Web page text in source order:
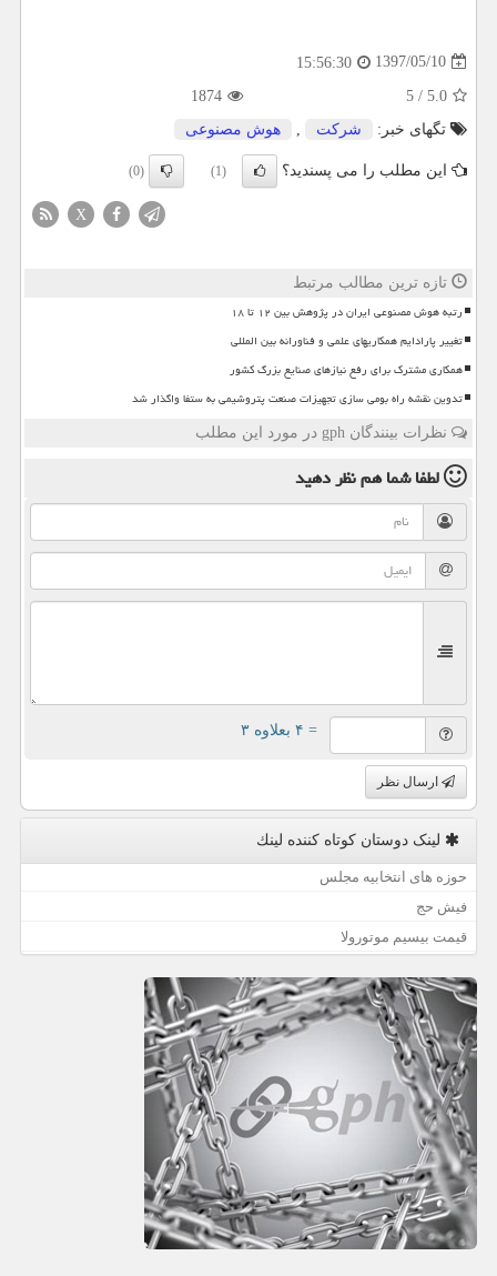
1397/05/10
15:56:30
5.0
/
5
1874
تگهای خبر:
شركت هوش مصنوعی
این مطلب را می پسندید؟ (1)
(0)
X
تازه ترین مطالب مرتبط
رتبه هوش مصنوعی ایران در پژوهش بین ۱۲ تا ۱۸
تغییر پارادایم همکاریهای علمی و فناورانه بین المللی
همکاری مشترک برای رفع نیازهای صنایع بزرگ کشور
تدوین نقشه راه بومی سازی تجهیزات صنعت پتروشیمی به ستفا واگذار شد
نظرات بینندگان gph در مورد این مطلب
لطفا شما همنظر دهید
= ۴ بعلاوه ۳
ارسال نظر
لینک دوستان كوتاه كننده لینك
حوزه های انتخابیه مجلس
فیش حج
قیمت بیسیم موتورولا